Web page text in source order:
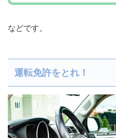
などです。
運転免許をとれ！